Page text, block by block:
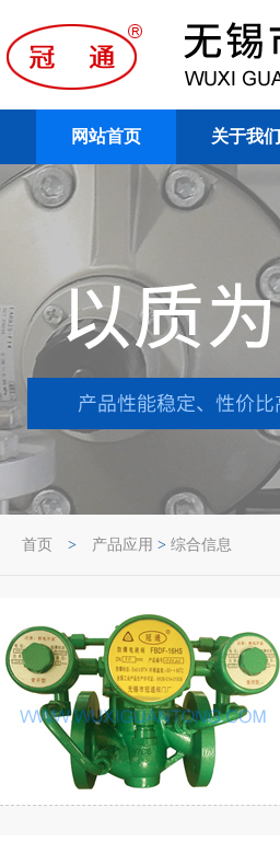
网站首页 关于我们
首页 > 产品应用 > 综合信息